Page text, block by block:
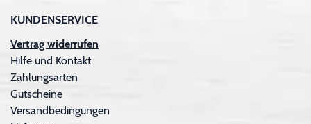
KUNDENSERVICE
Vertrag widerrufen
Hilfe und Kontakt
Zahlungsarten
Gutscheine
Versandbedingungen